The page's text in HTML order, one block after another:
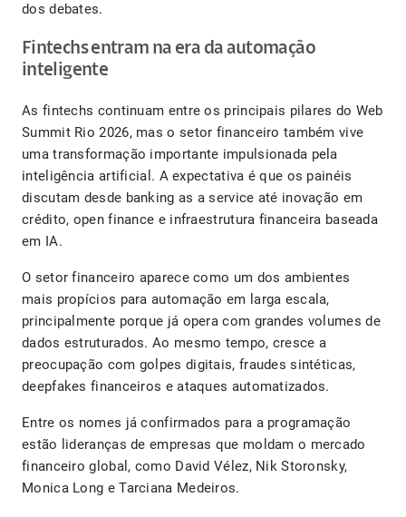
dos debates.
Fintechs entram na era da automação
inteligente
As fintechs continuam entre os principais pilares do Web
Summit Rio 2026, mas o setor financeiro também vive
uma transformação importante impulsionada pela
inteligência artificial. A expectativa é que os painéis
discutam desde banking as a service até inovação em
crédito, open finance e infraestrutura financeira baseada
em IA.
O setor financeiro aparece como um dos ambientes
mais propícios para automação em larga escala,
principalmente porque já opera com grandes volumes de
dados estruturados. Ao mesmo tempo, cresce a
preocupação com golpes digitais, fraudes sintéticas,
deepfakes financeiros e ataques automatizados.
Entre os nomes já confirmados para a programação
estão lideranças de empresas que moldam o mercado
financeiro global, como David Vélez, Nik Storonsky,
Monica Long e Tarciana Medeiros.